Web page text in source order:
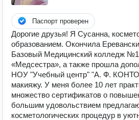
Паспорт проверен
Дорогие друзья! Я Сусанна,
образованием. Окончила
Базовый Медицинский колледж №1
«Медсестра», а также прошла
НОУ "Учебный центр" "А. Ф. КОНТО"
макияжу. У меня более 10 лет
множество сертификатов о
большим удовольствием
косметологических процедур в